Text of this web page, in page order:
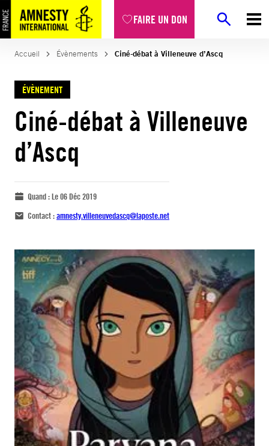
FAIRE UN DON
Accueil Évènements Ciné-débat à Villeneuve d’Ascq
ÉVÈNEMENT
Ciné-débat à Villeneuve
d’Ascq
Quand :Le 06 Déc 2019
Contact :amnesty.villeneuvedascq@laposte.net